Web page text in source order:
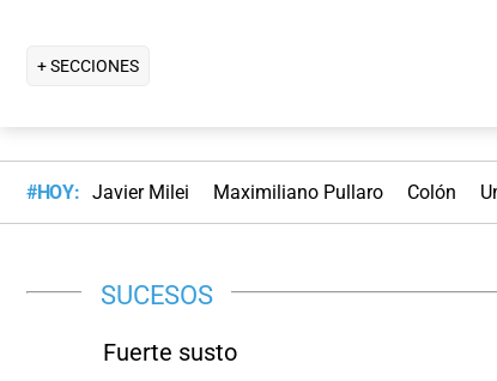
+ SECCIONES
#HOY: Javier Milei Maximiliano Pullaro Colón
SUCESOS
Fuerte susto